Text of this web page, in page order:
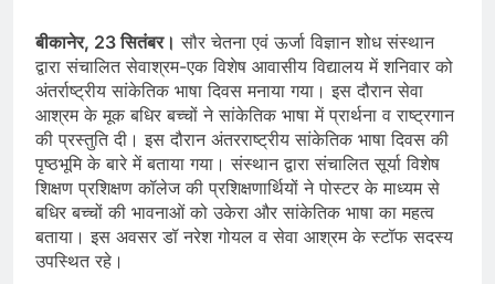
बीकानेर, 23 सितंबर। सौर चेतना एवं ऊर्जा विज्ञान शोध संस्थान
द्वारा संचालित सेवाश्रम-एक विशेष आवासीय विद्यालय में शनिवार को
अंतर्राष्ट्रीय सांकेतिक भाषा दिवस मनाया गया। इस दौरान सेवा
आश्रम के मूक बधिर बच्चों ने सांकेतिक भाषा में प्रार्थना व राष्ट्रगान
की प्रस्तुति दी। इस दौरान अंतरराष्ट्रीय सांकेतिक भाषा दिवस की
पृष्ठभूमि के बारे में बताया गया। संस्थान द्वारा संचालित सूर्या विशेष
शिक्षण प्रशिक्षण कॉलेज की प्रशिक्षणार्थियों ने पोस्टर के माध्यम से
बधिर बच्चों की भावनाओं को उकेरा और सांकेतिक भाषा का महत्व
बताया। इस अवसर डॉ नरेश गोयल व सेवा आश्रम के स्टॉफ सदस्य
उपस्थित रहे।